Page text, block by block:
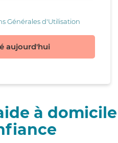
Générales d'Utilisation
aujourd'hui
à domicile